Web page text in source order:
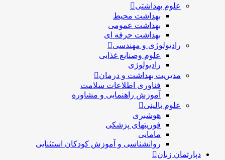
علوم بهداشتی
بهداشت محیط
بهداشت عمومی
بهداشت حرفه ای
رادیولوژی و مهندسی
علوم وصنایع غذایی
رادیولوژی
مدیریت بهداشت و درمان
فناوری اطلاعات سلامت
آموزش راهنمایی و مشاوره
علوم بالینی
هوشبری
فوریتهای پزشکی
مامایی
روانشناسی و آموزش کودکان استثنایی
دپارتمان زبان